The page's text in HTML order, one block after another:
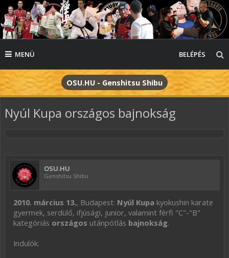
MENÜ BELÉPÉS
OSU.HU - Genshitsu Shibu
Nyúl Kupa országos bajnokság
OSU.HU
Genshitsu Shibu
2010. március 13., Budapest: Nyúl Kupa kyokushin karate
gyermek, serdülő, ifjúsági, junior, valamint férfi "C"-"B"
kategóriás országos utánpótlás bajnokság.
Indulók: